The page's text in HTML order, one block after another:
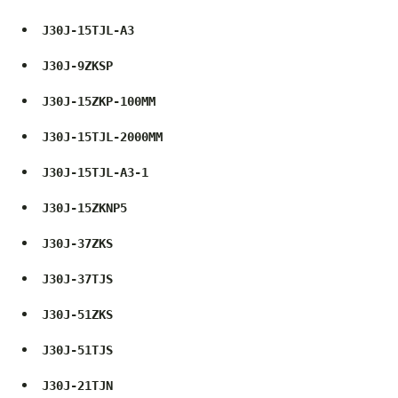
J30J-15TJL-A3
J30J-9ZKSP
J30J-15ZKP-100MM
J30J-15TJL-2000MM
J30J-15TJL-A3-1
J30J-15ZKNP5
J30J-37ZKS
J30J-37TJS
J30J-51ZKS
J30J-51TJS
J30J-21TJN